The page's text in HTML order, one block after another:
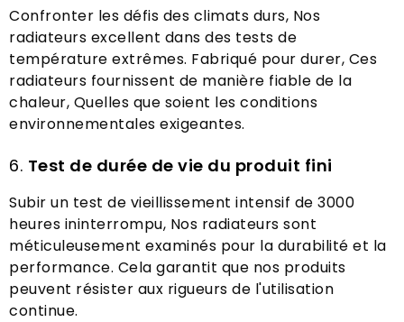
Confronter les défis des climats durs, Nos
radiateurs excellent dans des tests de
température extrêmes. Fabriqué pour durer, Ces
radiateurs fournissent de manière fiable de la
chaleur, Quelles que soient les conditions
environnementales exigeantes.
6. Test de durée de vie du produit fini
Subir un test de vieillissement intensif de 3000
heures ininterrompu, Nos radiateurs sont
méticuleusement examinés pour la durabilité et la
performance. Cela garantit que nos produits
peuvent résister aux rigueurs de l'utilisation
continue.